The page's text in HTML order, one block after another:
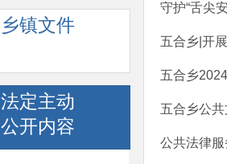
乡镇文件
法定主动
公开内容
守护“舌尖
五合乡|开
五合乡
五合乡公
公共法律